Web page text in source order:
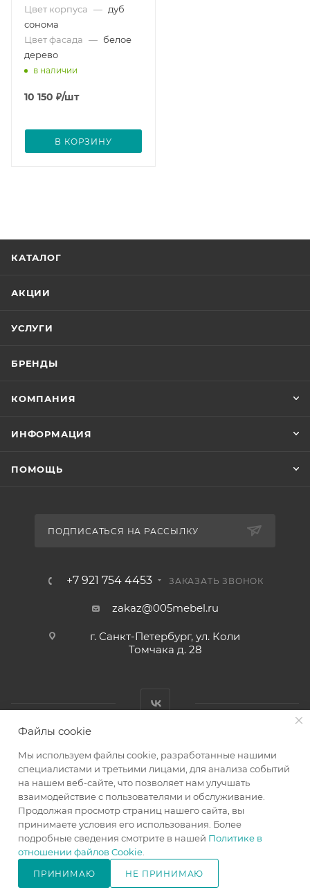
В КОРЗИНУ
Цвет корпуса — дуб
сонома
Цвет фасада — белое
дерево
в наличии
10 150 ₽/шт
В КОРЗИНУ
КАТАЛОГ
АКЦИИ
УСЛУГИ
БРЕНДЫ
КОМПАНИЯ
ИНФОРМАЦИЯ
ПОМОЩЬ
ПОДПИСАТЬСЯ НА РАССЫЛКУ
+7 921 754 4453 ЗАКАЗАТЬ ЗВОНОК
zakaz@005mebel.ru
г. Санкт-Петербург, ул. Коли
Томчака д. 28
Интернет магазин мебели в Санкт-Петербурге © 2000-2026
г.
Файлы cookie
Мы используем файлы cookie, разработанные нашими
специалистами и третьими лицами, для анализа событий
на нашем веб-сайте, что позволяет нам улучшать
взаимодействие с пользователями и обслуживание.
Продолжая просмотр страниц нашего сайта, вы
принимаете условия его использования. Более
подробные сведения смотрите в нашей Политике в
отношении файлов Cookie
ПРИНИМАЮ НЕ ПРИНИМАЮ